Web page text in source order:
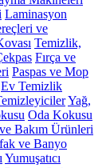
Laminasyon
ve
Temizlik,
Fırça ve
Paspas ve Mop
Ev Temizlik
Yağ,
Oda Kokusu
Bakım Ürünleri
ve Banyo
Yumuşatıcı